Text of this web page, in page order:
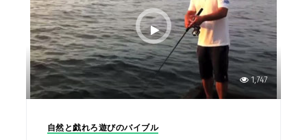
1,747
自然と戯れろ遊びのバイブル